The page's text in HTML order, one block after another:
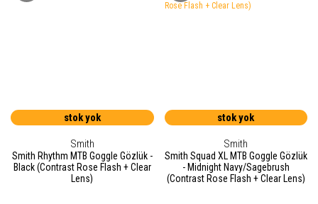
stok yok
Smith
Smith Rhythm MTB Goggle Gözlük -
Black (Contrast Rose Flash + Clear
Lens)
stok yok
Smith
Smith Squad XL MTB Goggle Gözlük
- Midnight Navy/Sagebrush
(Contrast Rose Flash + Clear Lens)